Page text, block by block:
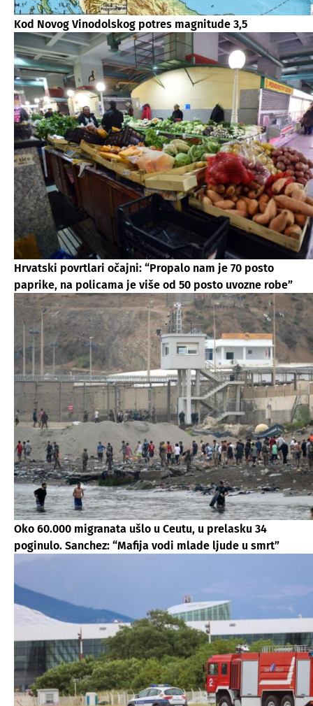
Kod Novog Vinodolskog potres magnitude 3,5
Hrvatski povrtlari očajni: “Propalo nam je 70 posto
paprike, na policama je više od 50 posto uvozne robe”
Oko 60.000 migranata ušlo u Ceutu, u prelasku 34
poginulo. Sanchez: “Mafija vodi mlade ljude u smrt”